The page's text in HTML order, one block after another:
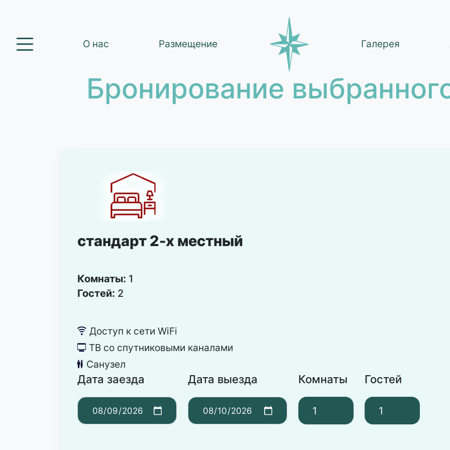
О нас Размещение Галерея
Бронирование
стандарт 2-х местный
Комнаты: 1
Гостей: 2
뀄 Доступ к сети WiFi
넎 ТВ со спутниковыми каналами
댃 Санузел
Дата заезда Дата выезда Комнаты Гостей